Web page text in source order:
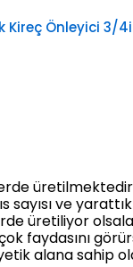
Kireç Önleyici 3/
ve
üretiliyor
faydasını
alana sahip